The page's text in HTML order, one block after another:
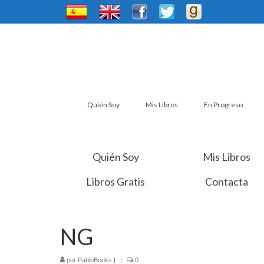
Quién Soy Mis Libros En Progreso
Quién Soy Mis Libros
Libros Gratis
Contacta
NG
por PabloBooks | | 0